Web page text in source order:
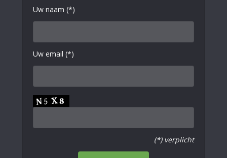
Uw naam (*)
Uw email (*)
(*) verplicht